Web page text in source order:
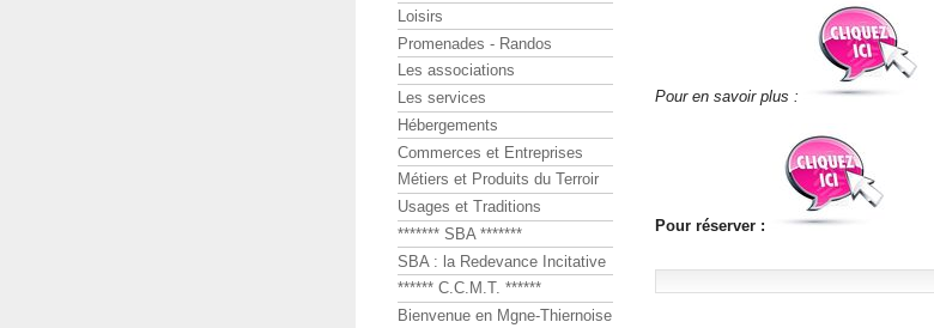
Pour en savoir plus :
Pour réserver :
Loisirs
Promenades - Randos
Les associations
Les services
Hébergements
Commerces et Entreprises
Métiers et Produits du Terroir
Usages et Traditions
******* SBA *******
SBA : la Redevance Incitative
****** C.C.M.T. ******
Bienvenue en Mgne-Thiernoise